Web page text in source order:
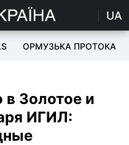
UA
ОРМУЗЬКА ПРОТОКА
в Золотое и
ИГИЛ: